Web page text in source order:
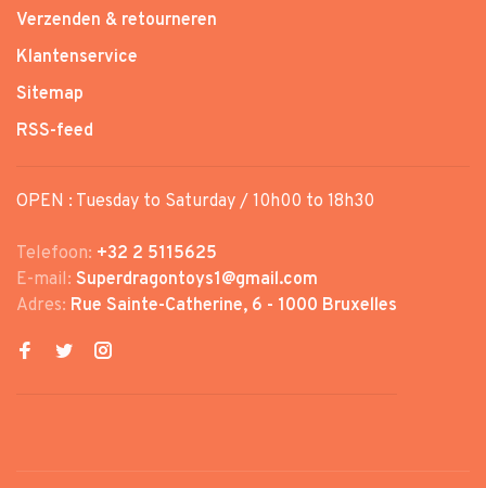
Verzenden & retourneren
Klantenservice
Sitemap
RSS-feed
OPEN : Tuesday to Saturday / 10h00 to 18h30
Telefoon: +32 2 5115625
E-mail: Superdragontoys1@gmail.com
Adres: Rue Sainte-Catherine, 6 - 1000 Bruxelles